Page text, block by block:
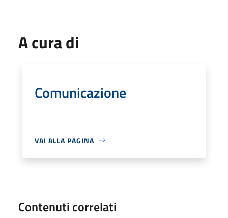
A cura di
Comunicazione
VAI ALLA PAGINA
Contenuti correlati